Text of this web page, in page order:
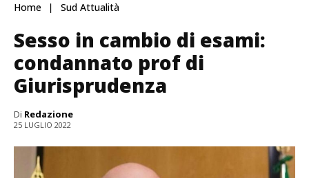
Home Sud Attualità
Sesso in cambio di esami:
condannato prof di
Giurisprudenza
Di Redazione
25 LUGLIO 2022